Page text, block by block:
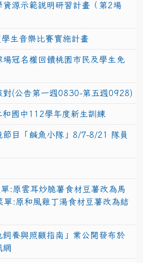
資源示範說明研習計畫（第2場
生音樂比賽實施計畫
場冠名權回饋桃園市民及學生免
對(公告第一週0830-第五週0928)
國中112學年度新生訓練
節目「鹹魚小隊」8/7-8/21 隊員
:原雲耳炒脆薯食材豆薯改為馬
:原和風雞丁湯食材豆薯改為結
飼養與照顧指南」業公開發布於
網